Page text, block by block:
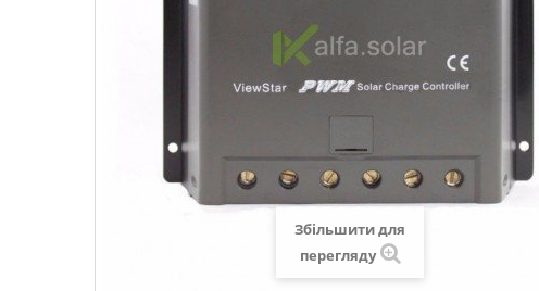
Збільшити для
перегляду